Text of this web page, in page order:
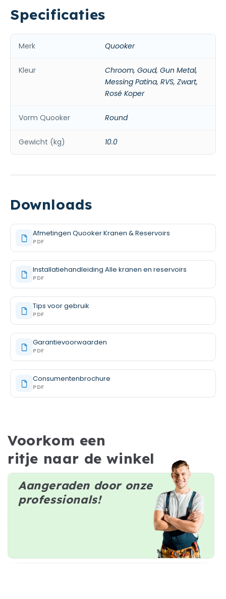
Specificaties
Merk Quooker
Kleur
Chroom, Goud, Gun Metal,
Messing Patina, RVS, Zwart,
Rosé Koper
Vorm Quooker Round
Gewicht (kg) 10.0
Downloads
Afmetingen Quooker Kranen & Reservoirs
PDF
Installatiehandleiding Alle kranen en reservoirs
PDF
Tips voor gebruik
PDF
Garantievoorwaarden
PDF
Consumentenbrochure
PDF
Voorkom een
ritje naar de winkel
Aangeraden door onze
professionals!